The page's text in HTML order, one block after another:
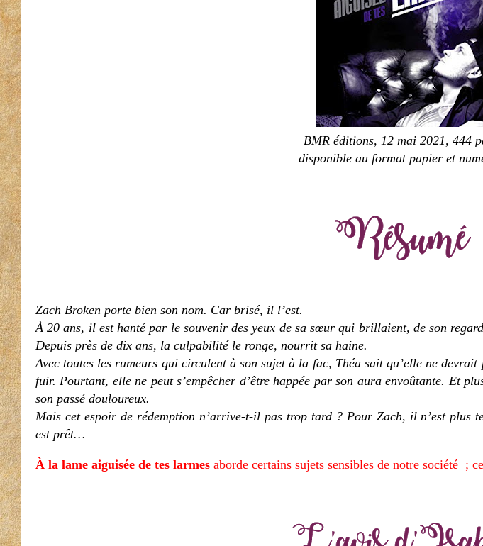
BMR éditions, 12 mai 2021, 444
disponible au format papier et
Zach Broken porte bien son nom. Car brisé, il l’est.
À 20 ans, il est hanté par le souvenir des yeux de sa sœur qui brillaient, de son
Depuis près de dix ans, la culpabilité le ronge, nourrit sa haine.
Avec toutes les rumeurs qui circulent à son sujet à la fac, Théa sait qu’elle ne
fuir. Pourtant, elle ne peut s’empêcher d’être happée par son aura envoûtante. Et
son passé douloureux.
Mais cet espoir de rédemption n’arrive-t-il pas trop tard ? Pour Zach, il n’est plus
est prêt…
À la lame aiguisée de tes larmes aborde certains sujets sensibles de notre société ;